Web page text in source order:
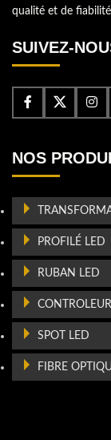
qualité et de
SUIVEZ-
NOS
PROFILÉ LED
RUBAN LED
SPOT LED
FIBRE